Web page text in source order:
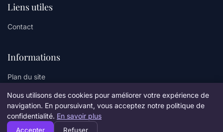
Liens utiles
Contact
Informations
Plan du site
© 2026 Amicollege. Tous droits réservés.
Nous utilisons des cookies pour améliorer votre expérience de
navigation. En poursuivant, vous acceptez notre politique de
confidentialité. En savoir plus
Accepter Refuser